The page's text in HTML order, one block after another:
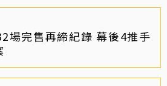
場完售再締紀錄 幕後4推手